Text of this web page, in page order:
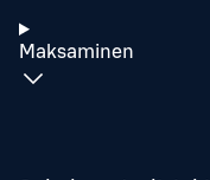
Maksaminen